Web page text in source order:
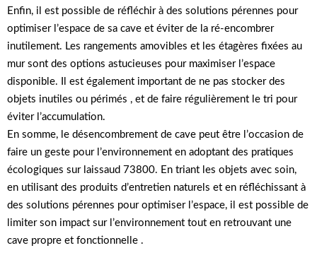
Enfin, il est possible de réfléchir à des solutions pérennes pour
optimiser l’espace de sa cave et éviter de la ré-encombrer
inutilement. Les rangements amovibles et les étagères fixées au
mur sont des options astucieuses pour maximiser l’espace
disponible. Il est également important de ne pas stocker des
objets inutiles ou périmés , et de faire régulièrement le tri pour
éviter l’accumulation.
En somme, le désencombrement de cave peut être l’occasion de
faire un geste pour l’environnement en adoptant des pratiques
écologiques sur laissaud 73800. En triant les objets avec soin,
en utilisant des produits d’entretien naturels et en réfléchissant à
des solutions pérennes pour optimiser l’espace, il est possible de
limiter son impact sur l’environnement tout en retrouvant une
cave propre et fonctionnelle .